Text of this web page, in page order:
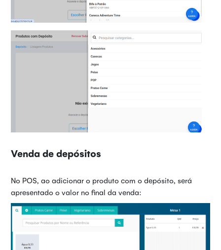
Venda de depósitos
No POS, ao adicionar o produto com o depósito, será
apresentado o valor no final da venda: